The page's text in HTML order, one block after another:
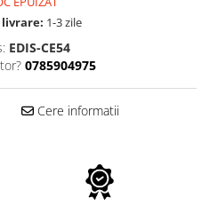
1-3 zile
EDIS-CE54
0785904975
Cere informatii